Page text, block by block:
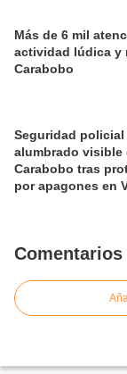
Más de 6 mil
actividad lúdica y
Carabobo
Seguridad policial
alumbrado visible
Carabobo tras
por apagones en
Comentarios